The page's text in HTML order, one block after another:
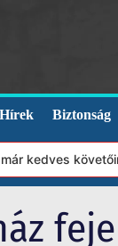
Hírek Biztonság
követőink